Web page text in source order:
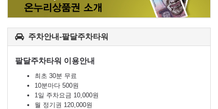
주차안내-팔달주차타워
팔달주차타워 이용안내
최초 30분 무료
10분마다 500원
1일 주차요금 10,000원
월 정기권 120,000원